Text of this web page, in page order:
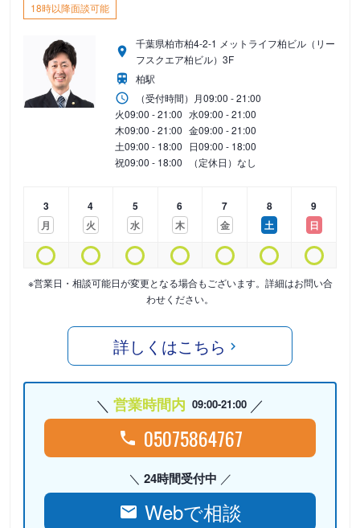
18時以降面談可能
千葉県柏市柏4-2-1 メットライフ柏ビル（リー
フスクエア柏ビル）3F
柏駅
（受付時間） 月09:00 - 21:00
火09:00 - 21:00 水09:00 - 21:00
木09:00 - 21:00 金09:00 - 21:00
土09:00 - 18:00 日09:00 - 18:00
祝09:00 - 18:00 （定休日）なし
3
月
4
火
5
水
6
木
7
金
8
土
9
日
※営業日・相談可能日が変更となる場合もございます。詳細はお問い合
わせください。
詳しくはこちら
営業時間内 09:00-21:00
05075864767
24時間受付中
Webで相談